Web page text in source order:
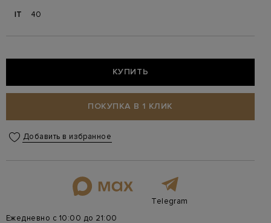
IT 40
КУПИТЬ
ПОКУПКА В 1 КЛИК
Добавить в избранное
Telegram
Ежедневно с 10:00 до 21:00